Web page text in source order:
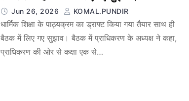
Jun 26, 2026 KOMAL.PUNDIR
धार्मिक शिक्षा के पाठ्यक्रम का ड्राफ्ट किया गया तैयार साथ ही
बैठक में लिए गए सुझाव। बैठक में प्राधिकरण के अध्यक्ष ने कहा,
प्राधिकरण की ओर से कक्षा एक से…